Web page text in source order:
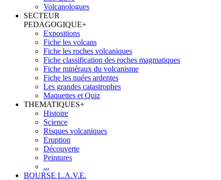
Volcanologues
SECTEUR
PEDAGOGIQUE+
Expositions
Fiche les volcans
Fiche les roches volcaniques
Fiche classification des roches magmatiques
Fiche minéraux du volcanisme
Fiche les nuées ardentes
Les grandes catastrophes
Maquettes et Quiz
THEMATIQUES+
Histoire
Science
Risques volcaniques
Eruption
Découverte
Peintures
...
BOURSE L.A.V.E.